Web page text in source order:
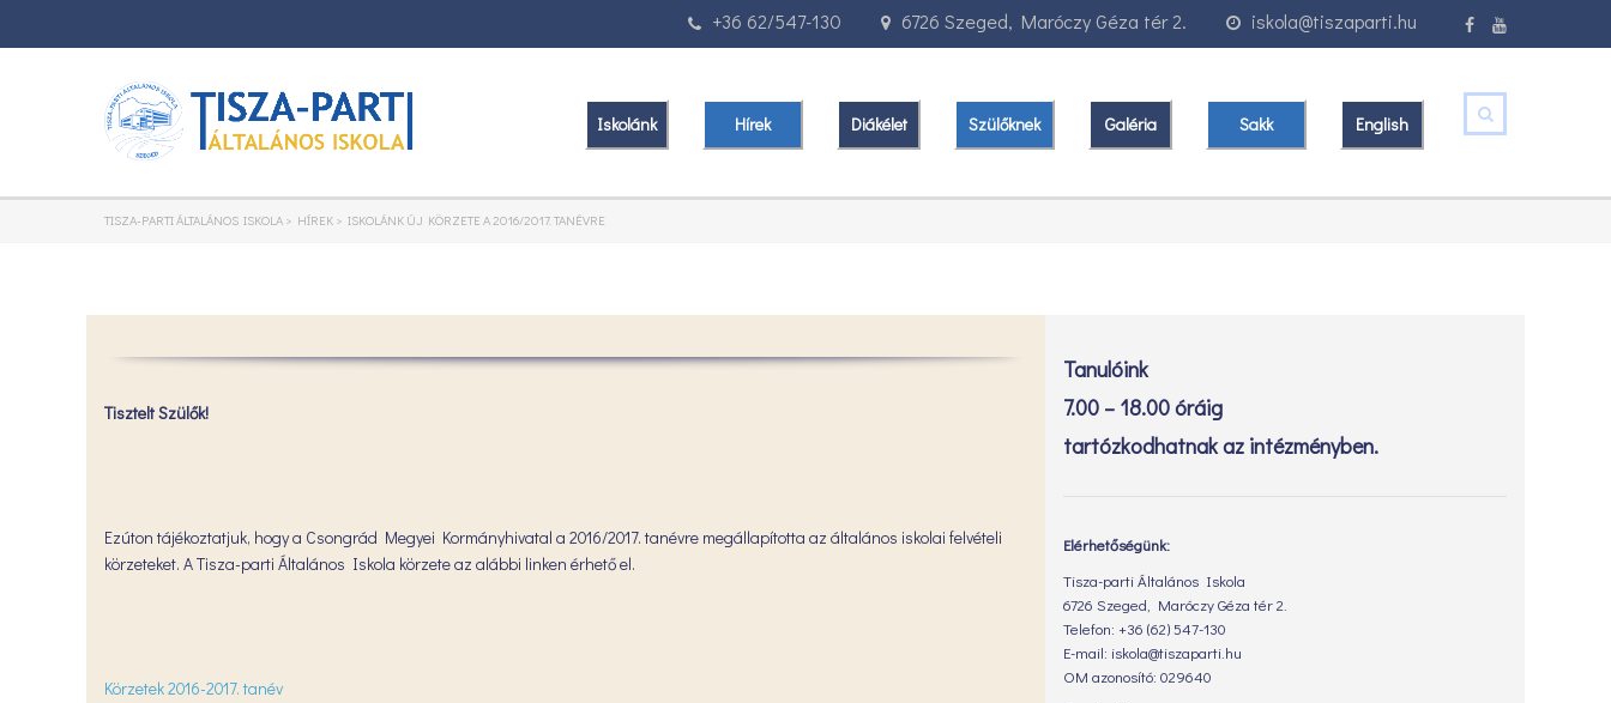
iskola@tiszaparti.hu
6726 Szeged, Maróczy Géza tér 2.
+36 62/547-130
Iskolánk Hírek Diákélet Szülőknek Galéria Sakk English
TISZA-PARTI ÁLTALÁNOS ISKOLA > HÍREK > ISKOLÁNK ÚJ KÖRZETE A 2016/2017. TANÉVRE
Tisztelt Szülők!
Ezúton tájékoztatjuk, hogy a Csongrád Megyei Kormányhivatal a 2016/2017. tanévre megállapította az általános iskolai felvételi
körzeteket. A Tisza-parti Általános Iskola körzete az alábbi linken érhető el.
Körzetek 2016-2017. tanév
Tanulóink
7.00 – 18.00 óráig
tartózkodhatnak az intézményben.
Elérhetőségünk:
Tisza-parti Általános Iskola
6726 Szeged, Maróczy Géza tér 2.
Telefon: +36 (62) 547-130
E-mail: iskola@tiszaparti.hu
OM azonosító: 029640